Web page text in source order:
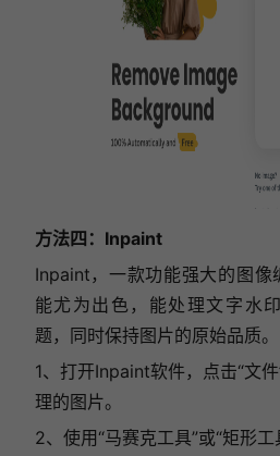
方法四：Inpaint
Inpaint，一款功能强大的图像
能尤为出色，能处理文字水
题，同时保持图片的原始品质。
1、打开Inpaint软件，点击“文
理的图片。
2、使用“马赛克工具”或“矩形工